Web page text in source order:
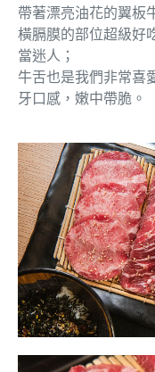
帶著漂亮油花的翼板
橫膈膜的部位超級好
當迷人；
牛舌也是我們非常喜
牙口感，嫩中帶脆。